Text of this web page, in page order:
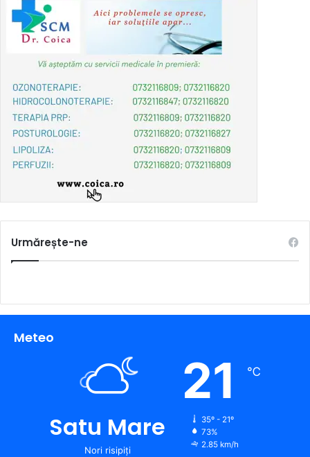
Urmărește-ne
Meteo
Satu Mare
Nori risipiți
21 ℃
35º - 21º
73%
2.85 km/h